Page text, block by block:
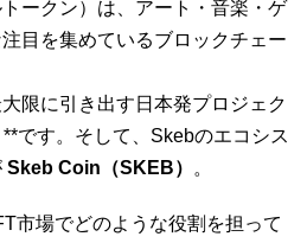
ークン）は、アート・音楽・ゲ
目を集めているブロックチェー
限に引き出す日本発プロジェク
です。そして、Skebのエコシス
Skeb Coin（SKEB） 。
市場でどのような役割を担って